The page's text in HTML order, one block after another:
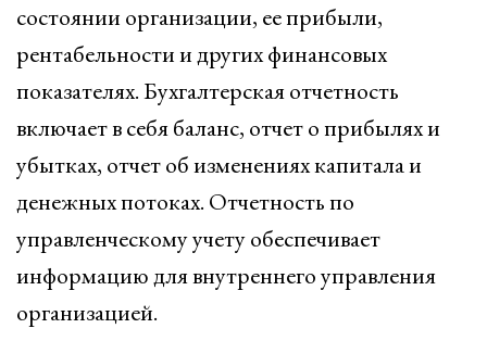
состоянии организации, ее прибыли,
рентабельности и других финансовых
показателях. Бухгалтерская отчетность
включает в себя баланс, отчет о прибылях и
убытках, отчет об изменениях капитала и
денежных потоках. Отчетность по
управленческому учету обеспечивает
информацию для внутреннего управления
организацией.